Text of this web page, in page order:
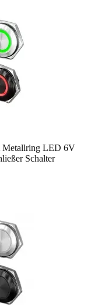
Metallring LED 6V
Schalter